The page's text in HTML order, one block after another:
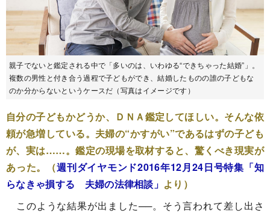
親子でないと鑑定される中で「多いのは、いわゆる“できちゃった結婚”」。
複数の男性と付き合う過程で子どもができ、結婚したものの誰の子どもな
のか分からないというケースだ（写真はイメージです）
自分の子どもかどうか、ＤＮＡ鑑定してほしい。そんな依
頼が急増している。夫婦の“かすがい”であるはずの子ども
が、実は……。鑑定の現場を取材すると、驚くべき現実が
あった。（週刊ダイヤモンド2016年12月24日号特集「知
らなきゃ損する 夫婦の法律相談」 より）
このような結果が出ました──。そう言われて差し出さ